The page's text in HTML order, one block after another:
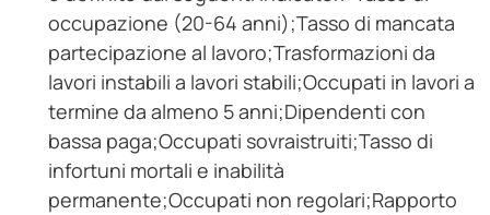
occupazione (20-64 anni);Tasso di mancata
partecipazione al lavoro;Trasformazioni da
lavori instabili a lavori stabili;Occupati in lavori a
termine da almeno 5 anni;Dipendenti con
bassa paga;Occupati sovraistruiti;Tasso di
infortuni mortali e inabilità
permanente;Occupati non regolari;Rapporto